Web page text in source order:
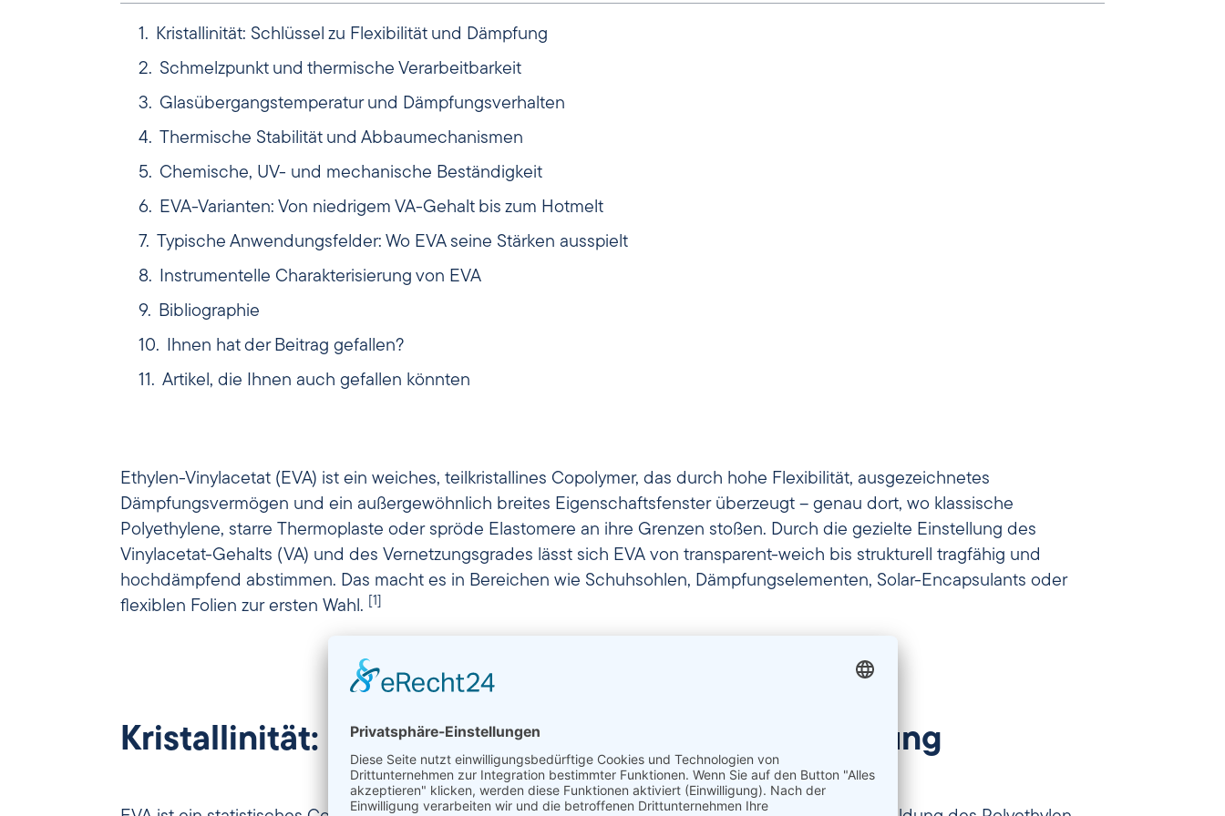
Kristallinität: Schlüssel zu Flexibilität und Dämpfung
Schmelzpunkt und thermische Verarbeitbarkeit
Glasübergangstemperatur und Dämpfungsverhalten
Thermische Stabilität und Abbaumechanismen
Chemische, UV- und mechanische Beständigkeit
EVA-Varianten: Von niedrigem VA-Gehalt bis zum Hotmelt
Typische Anwendungsfelder: Wo EVA seine Stärken ausspielt
Instrumentelle Charakterisierung von EVA
Bibliographie
Ihnen hat der Beitrag gefallen?
Artikel, die Ihnen auch gefallen könnten
Ethylen-Vinylacetat (EVA) ist ein weiches, teilkristallines Copolymer, das durch hohe Flexibilität, ausgezeichnetes
Dämpfungsvermögen und ein außergewöhnlich breites Eigenschaftsfenster überzeugt – genau dort, wo klassische
Polyethylene, starre Thermoplaste oder spröde Elastomere an ihre Grenzen stoßen. Durch die gezielte Einstellung des
Vinylacetat-Gehalts (VA) und des Vernetzungsgrades lässt sich EVA von transparent-weich bis strukturell tragfähig und
hochdämpfend abstimmen. Das macht es in Bereichen wie Schuhsohlen, Dämpfungselementen, Solar-Encapsulants oder
flexiblen Folien zur ersten Wahl.
[1]
Kristallinität: Schlüssel zu Flexibilität und Dämpfung